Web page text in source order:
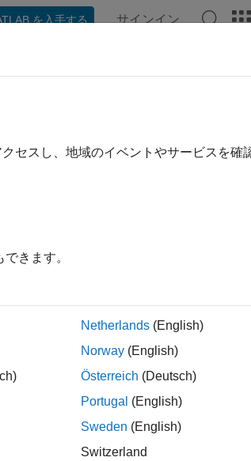
を入手する サインイン
件アクションおよび
ションの使用が同一チャート内で一様であ
および Stateflow のライセンス
化
モデリング ガイドラインで指定されて
よび JMAAB モデリング標準組織で使用
セスし、地域のイベントやサービスを確
きます。
Netherlands (English)
Norway (English)
Österreich (Deutsch)
Portugal (English)
Sweden (English)
Switzerland